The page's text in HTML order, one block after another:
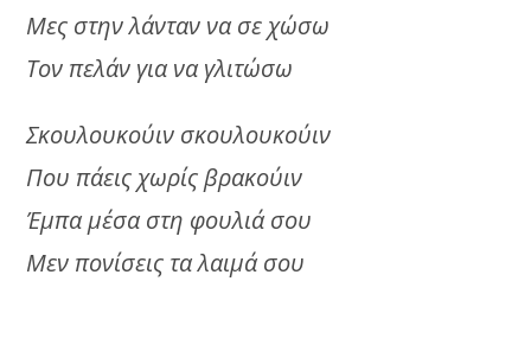
Μες στην λάνταν να σε χώσω
Τον πελάν για να γλιτώσω
Σκουλουκούιν σκουλουκούιν
Που πάεις χωρίς βρακούιν
Έμπα μέσα στη φουλιά σου
Μεν πονίσεις τα λαιμά σου